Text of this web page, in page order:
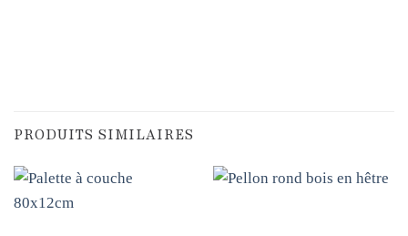
PRODUITS SIMILAIRES